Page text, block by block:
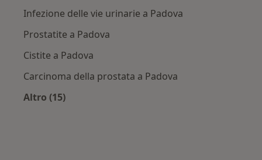
Infezione delle vie urinarie a Padova
Prostatite a Padova
Cistite a Padova
Carcinoma della prostata a Padova
Altro (15)